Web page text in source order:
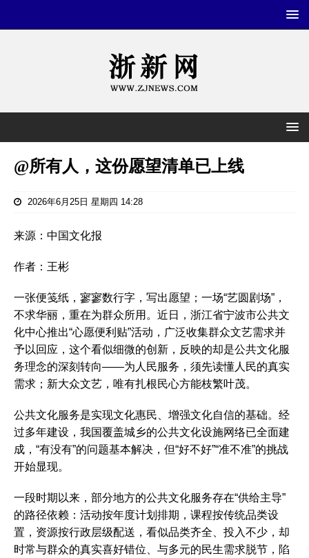
@所有人，这份愿望清单已上线
2026年6月25日 星期四 14:28
来源：中国文化报
作者：王彬
一张便笺纸，寥寥数行字，写出愿望；一场“艺圆剧场”，
不求华丽，重在为群众所用。近日，浙江省宁波市公共文
化中心推出“心愿便利贴”活动，广泛收集群众文艺需求并
予以回应，这个看似细微的创新，反映的却是公共文化服
务理念的深刻转向——为人民服务，须先读懂人民的真实
需求；新大众文艺，唯有扎根民心方能枝繁叶茂。
公共文化服务是实现文化惠民、增强文化自信的基础。经
过多年建设，我国覆盖城乡的公共文化设施网络已全面建
成，“有没有”的问题基本解决，但“好不好”“准不准”的挑战
开始显现。
一段时期以来，部分地方的公共文化服务存在“供给主导”
的路径依赖：活动按年度计划排期，课程按传统品类设
置，资源按行政层级配送，看似品类齐全、投入不少，却
时常与群众的真实喜好错位、与多元的民生需求脱节，陷